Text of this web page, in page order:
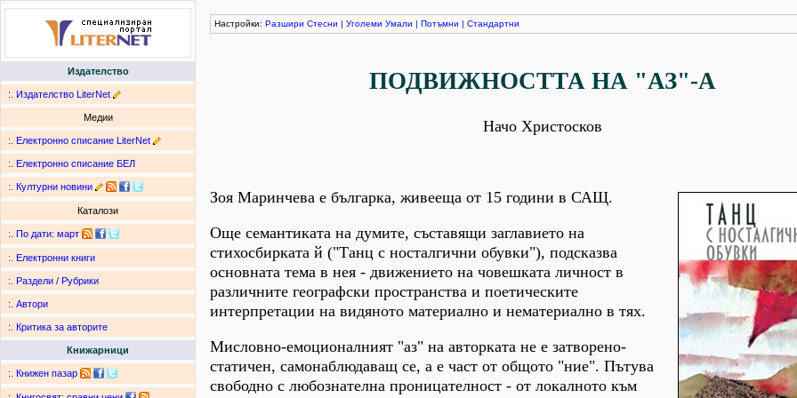
Издателство
:. Издателство LiterNet
Медии
:. Електронно списание LiterNet
:. Електронно списание БЕЛ
:. Културни новини
Каталози
:. По дати: март
:. Електронни книги
:. Раздели / Рубрики
:. Автори
:. Критика за авторите
Книжарници
:. Книжен пазар
Настройки: Разшири Стесни | Уголеми Умали | Потъмни | Стандартни
ПОДВИЖНОСТТА НА "АЗ"-А
Начо Христосков
Зоя Маринчева е българка, живееща от 15 години в САЩ.
Още семантиката на думите, съставящи заглавието на
стихосбирката й ("Танц с носталгични обувки"), подсказва
основната тема в нея - движението на човешката личност в
различните географски пространства и поетическите
интерпретации на видяното материално и нематериално в тях.
Мисловно-емоционалният "аз" на авторката не е затворено-
статичен, самонаблюдаващ се, а е част от общото "ние". Пътува
свободно с любознателна проницателност - от локалното към